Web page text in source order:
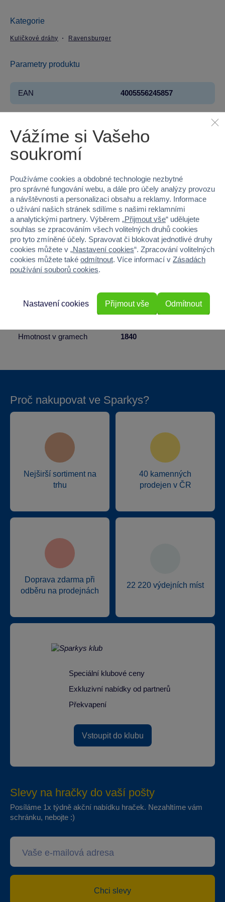
Kategorie
Kuličkové dráhy Ravensburger
Parametry produktu
EAN 4005556245857
Kód produktu 958-245857
Značka Ravensburger
Licence
Kolekce GraviTrax
Věk od 3
Pohlaví HOLKA, KLUK
Materiál PLAST
Šířka
8.3
26.5
Hmotnost v gramech 1840
Proč nakupovat ve Sparkys?
Nejširší sortiment na
trhu
40 kamenných
prodejen v ČR
Doprava zdarma při
odběru na prodejnách
22 220 výdejních míst
Speciální klubové ceny
Exkluzivní nabídky od partnerů
Překvapení
Vstoupit do klubu
Slevy na hračky do vaší pošty
Posíláme 1x týdně akční nabídku hraček. Nezahltíme vám
schránku, nebojte :)
Chci slevy
Vážíme si Vašeho
soukromí
Používáme cookies a obdobné technologie nezbytné
pro správné fungování webu, a dále pro účely analýzy provozu
a návštěvnosti a personalizaci obsahu a reklamy. Informace
o užívání našich stránek sdílíme s našimi reklamními
a analytickými partnery. Výběrem „Přijmout vše“ udělujete
souhlas se zpracováním všech volitelných druhů cookies
pro tyto zmíněné účely. Spravovat či blokovat jednotlivé druhy
cookies můžete v „Nastavení cookies“. Zpracování volitelných
cookies můžete také odmítnout. Více informací v Zásadách
používání souborů cookies.
Odmítnout
Nastavení cookies Přijmout vše